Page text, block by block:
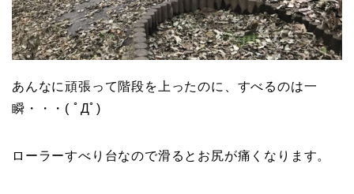
あんなに頑張って階段を上ったのに、すべるのは一
瞬・・・( ﾟДﾟ)
ローラーすべり台なので滑るとお尻が痛くなります。